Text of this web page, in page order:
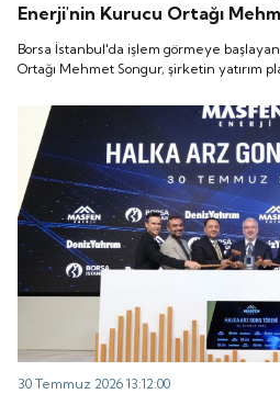
Enerji'nin Kurucu Ortağı
yatırım planlarını anlattı.
Borsa İstanbul'da işlem görmeye
Ortağı Mehmet Songur, şirketin yatırım
30 Temmuz 2026 13:12:00